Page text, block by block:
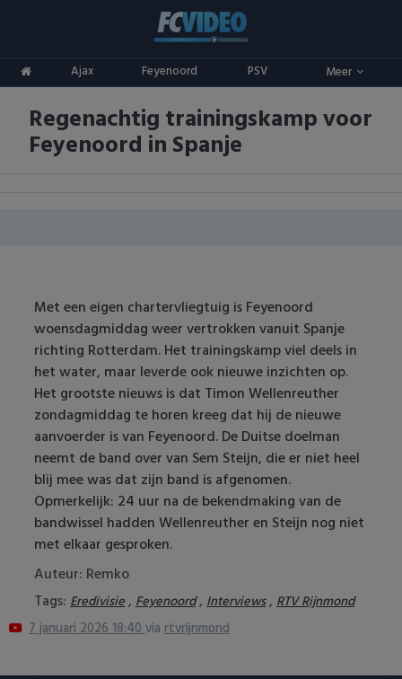
Ajax Feyenoord PSV Meer
ADO Den Haag
Ajax
AZ
FC Utrecht
Feyenoord
Heracles Almelo
NAC Breda
PEC Zwolle
PSV
Roda JC
SC Heerenveen
Competities
Eredivisie
Keuken Kampioen Divisie
Champions League
Europa League
Conference League
Oranje
Regenachtig trainingskamp voor
Feyenoord in Spanje
Met een eigen chartervliegtuig is Feyenoord
woensdagmiddag weer vertrokken vanuit Spanje
richting Rotterdam. Het trainingskamp viel deels in
het water, maar leverde ook nieuwe inzichten op.
Het grootste nieuws is dat Timon Wellenreuther
zondagmiddag te horen kreeg dat hij de nieuwe
aanvoerder is van Feyenoord. De Duitse doelman
neemt de band over van Sem Steijn, die er niet heel
blij mee was dat zijn band is afgenomen.
Opmerkelijk: 24 uur na de bekendmaking van de
bandwissel hadden Wellenreuther en Steijn nog niet
met elkaar gesproken.
Auteur: Remko
Tags: Eredivisie, Feyenoord, Interviews, RTV Rijnmond
7 januari 2026 18:40via rtvrijnmond